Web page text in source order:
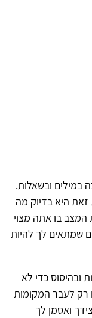
ובשאלות.
זאת היא בדיוק מה
בו אתה מצוי
שמתאים לך להיות
ובהיסוס כדי לא
רק לעבר המקומות
ואסמן לך